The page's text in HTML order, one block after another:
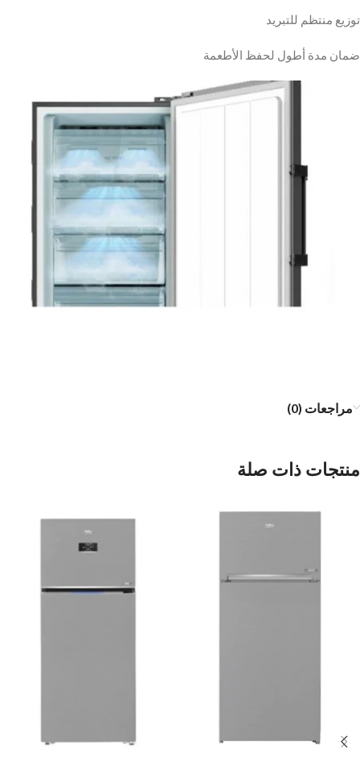
توزيع منتظم للتبريد
ضمان مدة أطول لحفظ الأطعمة
مراجعات (0)
منتجات ذات صلة